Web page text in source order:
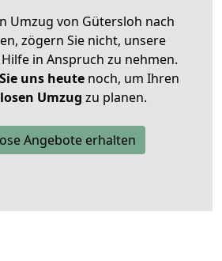
Umzug von Gütersloh nach
zögern Sie nicht, unsere
in Anspruch zu nehmen.
uns heutenoch, um Ihren
Umzug zu planen.
Angebote erhalten